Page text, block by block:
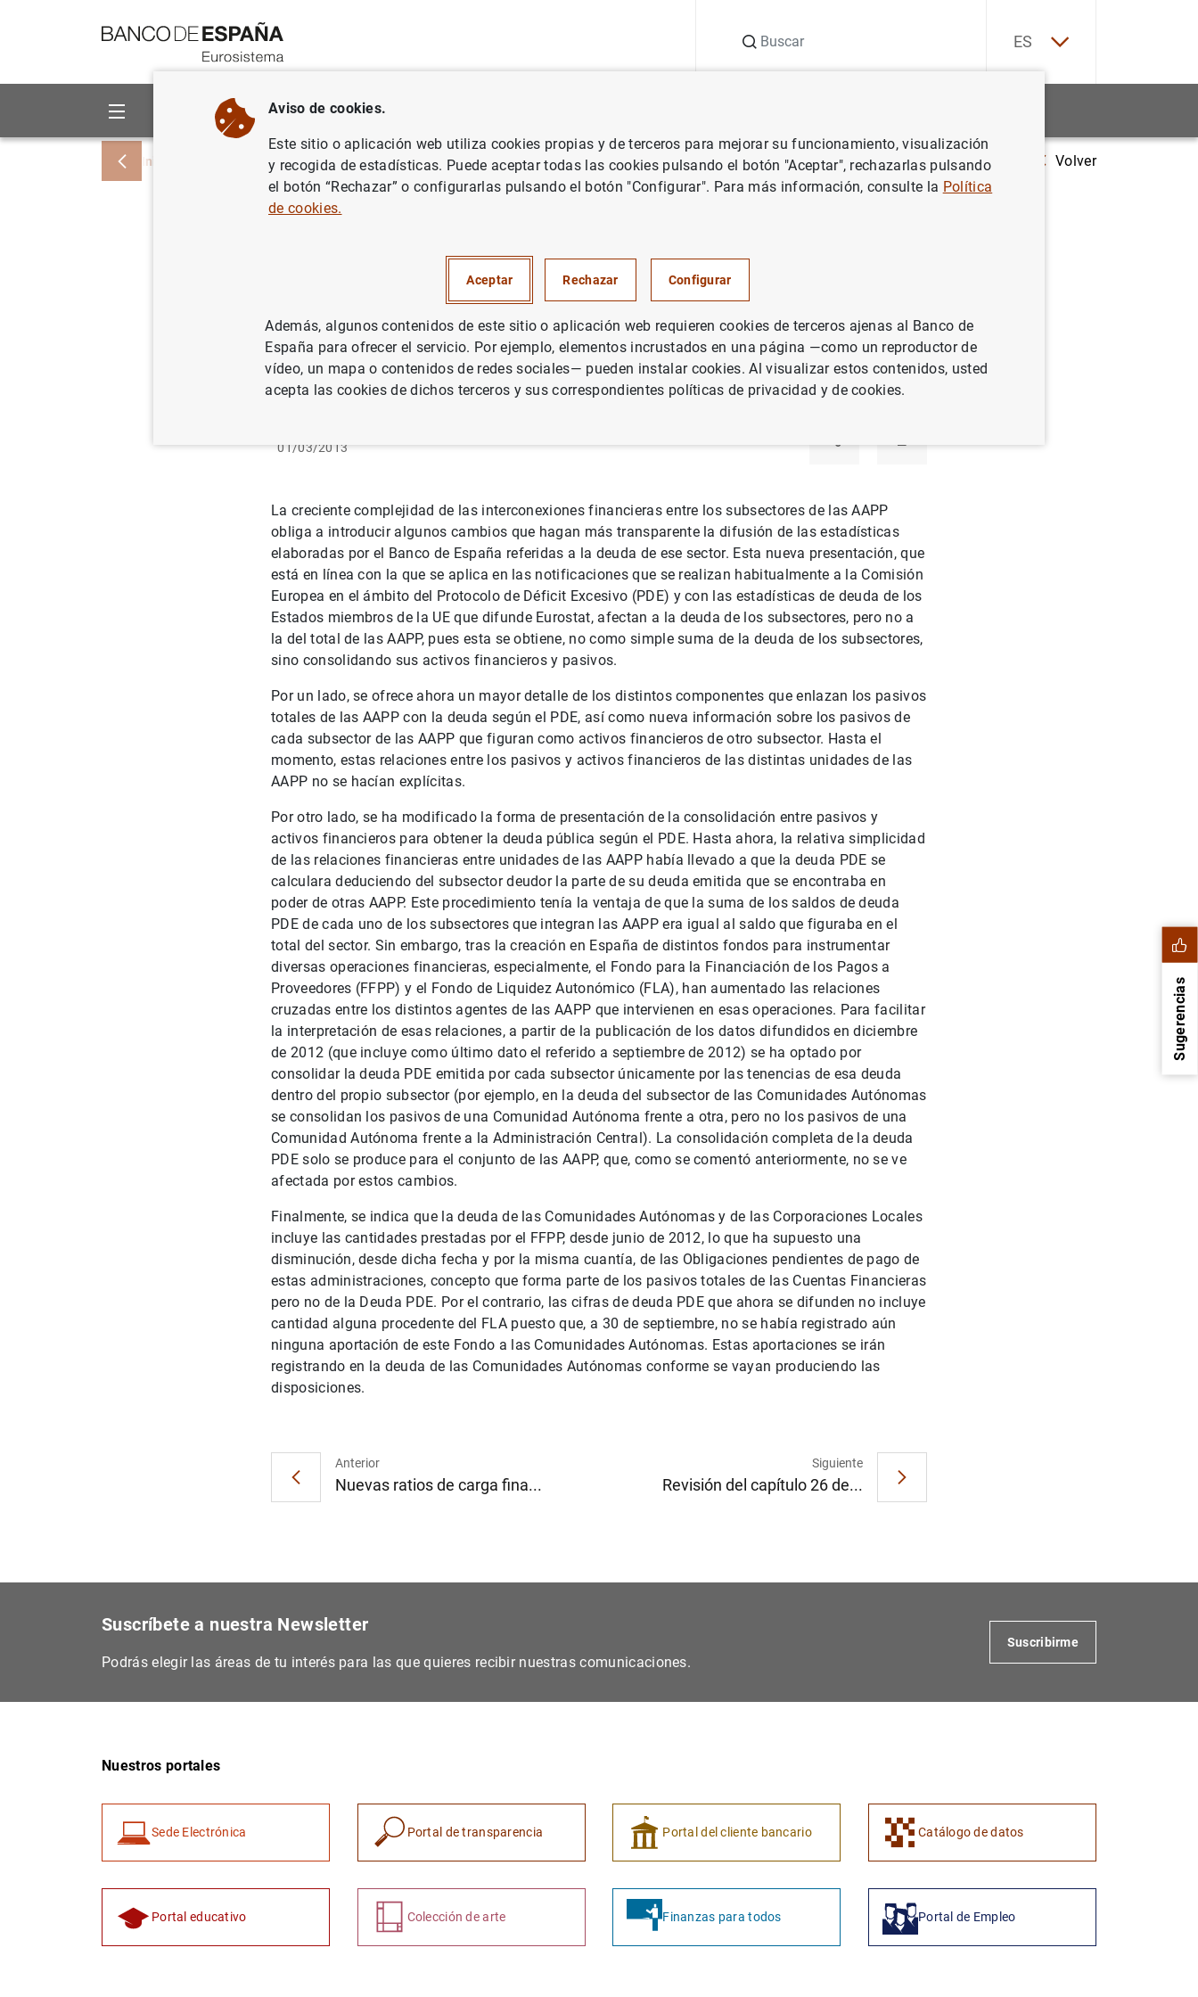
ES
Sobre el Banco Áreas de actuación
Inicio Estadísticas por publicaciones Boletín Estadístico Modificaciones en los cuadros del Boletín Estadístico Cambios que hacen más transparente la
Volver
de las estadísticas elaboradas por el Banco de
Capítulos 11 a 14 Administraciones Públicas
01/03/2013
La creciente complejidad de las interconexiones financieras entre los subsectores de las AAPP
obliga a introducir algunos cambios que hagan más transparente la difusión de las estadísticas
elaboradas por el Banco de España referidas a la deuda de ese sector. Esta nueva presentación, que
está en línea con la que se aplica en las notificaciones que se realizan habitualmente a la Comisión
Europea en el ámbito del Protocolo de Déficit Excesivo (PDE) y con las estadísticas de deuda de los
Estados miembros de la UE que difunde Eurostat, afectan a la deuda de los subsectores, pero no a
la del total de las AAPP, pues esta se obtiene, no como simple suma de la deuda de los subsectores,
sino consolidando sus activos financieros y pasivos.
Por un lado, se ofrece ahora un mayor detalle de los distintos componentes que enlazan los pasivos
totales de las AAPP con la deuda según el PDE, así como nueva información sobre los pasivos de
cada subsector de las AAPP que figuran como activos financieros de otro subsector. Hasta el
momento, estas relaciones entre los pasivos y activos financieros de las distintas unidades de las
AAPP no se hacían explícitas.
Por otro lado, se ha modificado la forma de presentación de la consolidación entre pasivos y
activos financieros para obtener la deuda pública según el PDE. Hasta ahora, la relativa simplicidad
de las relaciones financieras entre unidades de las AAPP había llevado a que la deuda PDE se
calculara deduciendo del subsector deudor la parte de su deuda emitida que se encontraba en
poder de otras AAPP. Este procedimiento tenía la ventaja de que la suma de los saldos de deuda
PDE de cada uno de los subsectores que integran las AAPP era igual al saldo que figuraba en el
total del sector. Sin embargo, tras la creación en España de distintos fondos para instrumentar
diversas operaciones financieras, especialmente, el Fondo para la Financiación de los Pagos a
Proveedores (FFPP) y el Fondo de Liquidez Autonómico (FLA), han aumentado las relaciones
cruzadas entre los distintos agentes de las AAPP que intervienen en esas operaciones. Para facilitar
la interpretación de esas relaciones, a partir de la publicación de los datos difundidos en diciembre
de 2012 (que incluye como último dato el referido a septiembre de 2012) se ha optado por
consolidar la deuda PDE emitida por cada subsector únicamente por las tenencias de esa deuda
dentro del propio subsector (por ejemplo, en la deuda del subsector de las Comunidades Autónomas
se consolidan los pasivos de una Comunidad Autónoma frente a otra, pero no los pasivos de una
Comunidad Autónoma frente a la Administración Central). La consolidación completa de la deuda
PDE solo se produce para el conjunto de las AAPP, que, como se comentó anteriormente, no se ve
afectada por estos cambios.
Finalmente, se indica que la deuda de las Comunidades Autónomas y de las Corporaciones Locales
incluye las cantidades prestadas por el FFPP, desde junio de 2012, lo que ha supuesto una
disminución, desde dicha fecha y por la misma cuantía, de las Obligaciones pendientes de pago de
estas administraciones, concepto que forma parte de los pasivos totales de las Cuentas Financieras
pero no de la Deuda PDE. Por el contrario, las cifras de deuda PDE que ahora se difunden no incluye
cantidad alguna procedente del FLA puesto que, a 30 de septiembre, no se había registrado aún
ninguna aportación de este Fondo a las Comunidades Autónomas. Estas aportaciones se irán
registrando en la deuda de las Comunidades Autónomas conforme se vayan produciendo las
disposiciones.
Anterior
Nuevas ratios de carga fina...
Siguiente
Revisión del capítulo 26 de...
Sugerencias
Suscríbete a nuestra Newsletter
Podrás elegir las áreas de tu interés para las que quieres recibir nuestras comunicaciones.
Suscribirme
Nuestros portales
Sede Electrónica Portal de transparencia Portal del cliente bancario Catálogo de datos
Portal educativo Colección de arte Finanzas para todos Portal de Empleo
Aviso de cookies.
Este sitio o aplicación web utiliza cookies propias y de terceros para mejorar su funcionamiento, visualización
y recogida de estadísticas. Puede aceptar todas las cookies pulsando el botón "Aceptar", rechazarlas pulsando
el botón “Rechazar” o configurarlas pulsando el botón "Configurar". Para más información, consulte la Política
de cookies.
Aceptar Rechazar Configurar
Además, algunos contenidos de este sitio o aplicación web requieren cookies de terceros ajenas al Banco de
España para ofrecer el servicio. Por ejemplo, elementos incrustados en una página —como un reproductor de
vídeo, un mapa o contenidos de redes sociales— pueden instalar cookies. Al visualizar estos contenidos, usted
acepta las cookies de dichos terceros y sus correspondientes políticas de privacidad y de cookies.